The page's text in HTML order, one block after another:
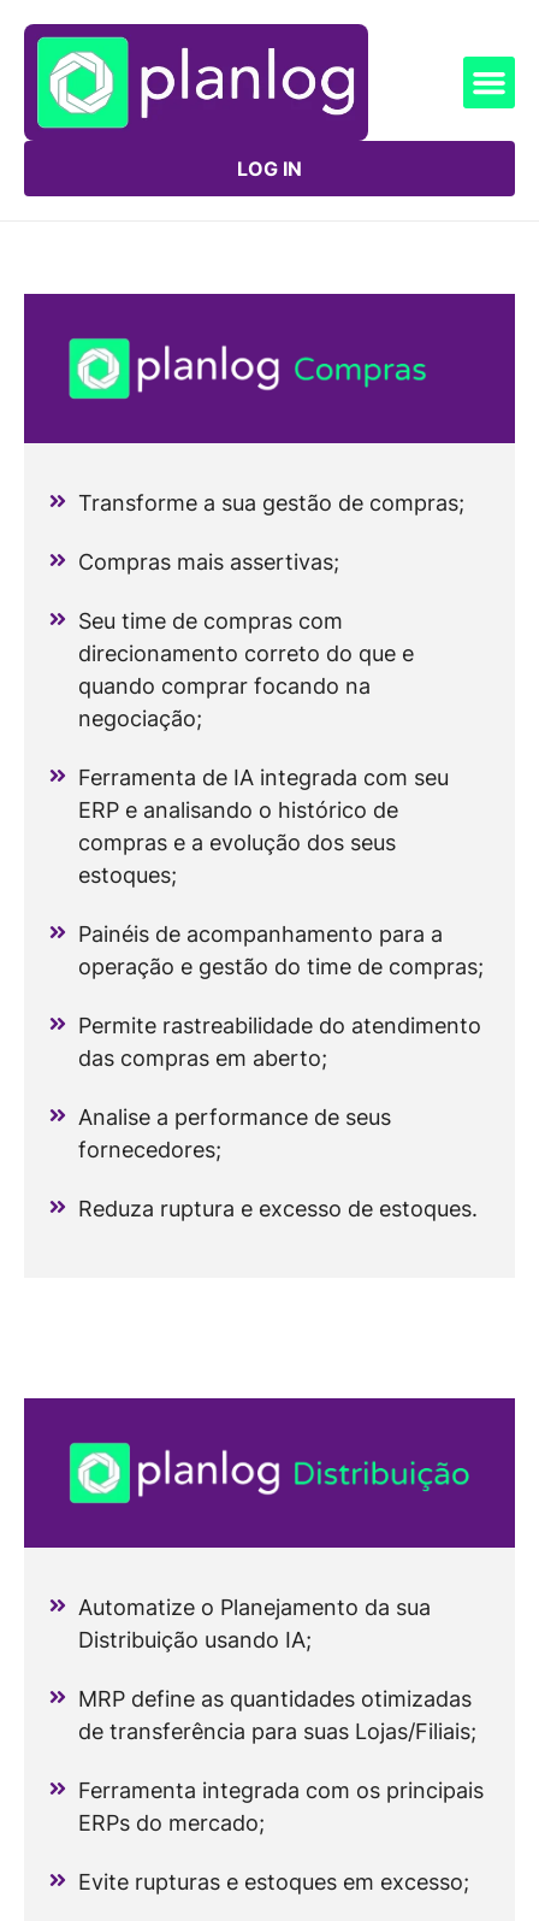
LOG IN
Transforme a sua gestão de compras;
Compras mais assertivas;
Seu time de compras com
direcionamento correto do que e
quando comprar focando na
negociação;
Ferramenta de IA integrada com seu
ERP e analisando o histórico de
compras e a evolução dos seus
estoques;
Painéis de acompanhamento para a
operação e gestão do time de compras;
Permite rastreabilidade do atendimento
das compras em aberto;
Analise a performance de seus
fornecedores;
Reduza ruptura e excesso de estoques.
Automatize o Planejamento da sua
Distribuição usando IA;
MRP define as quantidades otimizadas
de transferência para suas Lojas/Filiais;
Ferramenta integrada com os principais
ERPs do mercado;
Evite rupturas e estoques em excesso;